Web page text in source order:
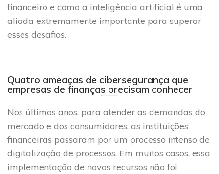
financeiro e como a inteligência artificial é uma
aliada extremamente importante para superar
esses desafios.
Quatro ameaças de cibersegurança que
empresas de finanças precisam conhecer
Nos últimos anos, para atender as demandas do
mercado e dos consumidores, as instituições
financeiras passaram por um processo intenso de
digitalização de processos. Em muitos casos, essa
implementação de novos recursos não foi